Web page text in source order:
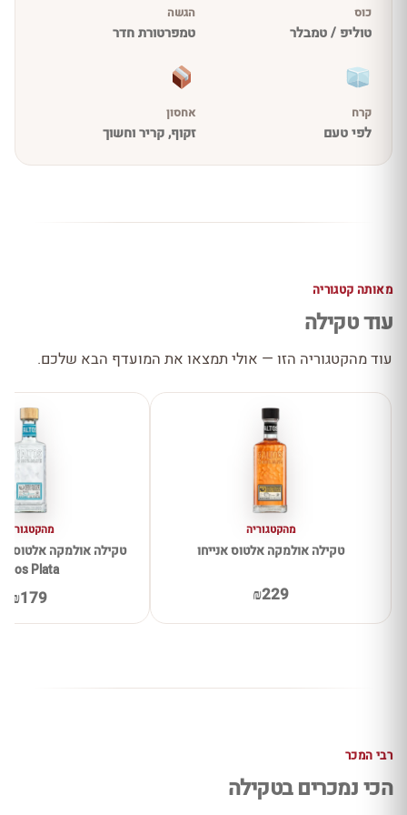
כוס
טוליפ / טמבלר
הגשה
טמפרטורת חדר
קרח
לפי טעם
אחסון
זקוף, קריר וחשוך
מאותה קטגוריה
עוד טקילה
עוד מהקטגוריה הזו — אולי תמצאו את המועדף הבא שלכם.
מהקטגוריה
טקילה אולמקה אלטוס אנייחו
₪229
מהקטגוריה
Plata
₪179
רבי המכר
הכי נמכרים בטקילה